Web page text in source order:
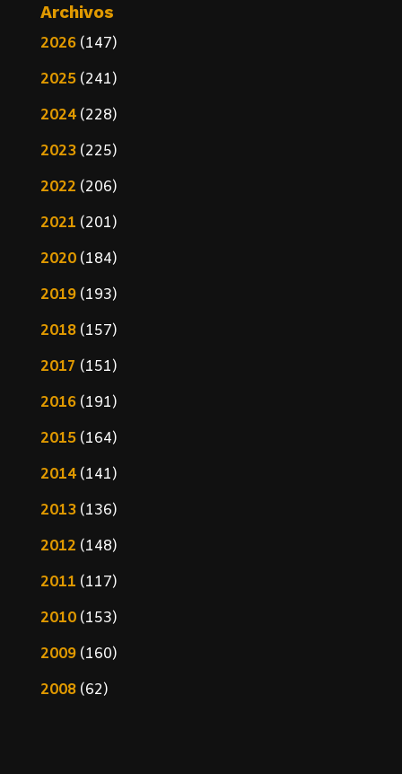
Archivos
2026(147)
2025(241)
2024(228)
2023(225)
2022 (206)
2021 (201)
2020(184)
2019(193)
2018(157)
2017 (151)
2016(191)
2015(164)
2014(141)
2013(136)
2012 (148)
2011 (117)
2010(153)
2009(160)
2008(62)